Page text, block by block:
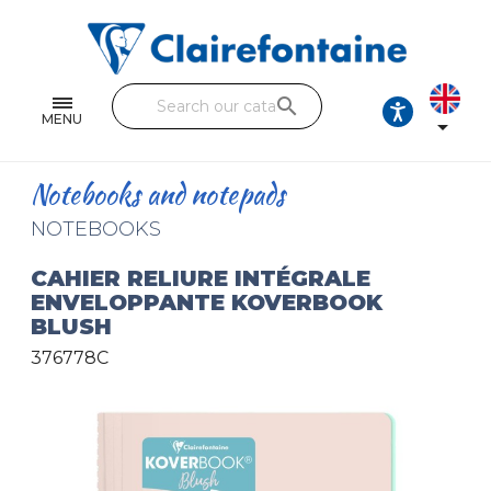
MENU
Single and double sheets
Fine arts
Handicraft
Pencil cases & Leather goods
FIND OUR COLLECTIONS
All the collections
search

Notebooks and notepads
NOTEBOOKS
CAHIER RELIURE INTÉGRALE
ENVELOPPANTE KOVERBOOK
BLUSH
376778C